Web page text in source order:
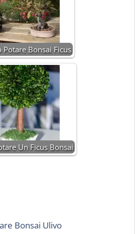
Potare Bonsai Ficus
Un Ficus Bonsai
Bonsai Ulivo